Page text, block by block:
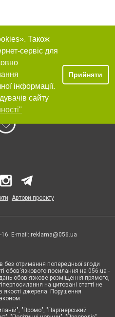
Також
сервіс для
інформації.
сайту
Прийняти
Автори проєкту
E-mail: reklama@056.ua
без отримання попередньої згоди
обов'язкового посилання на 056.ua -
обов'язкове розміщення прямого,
на цитовані статті не
якості джерела. Порушення
"Промо", "Партнерський